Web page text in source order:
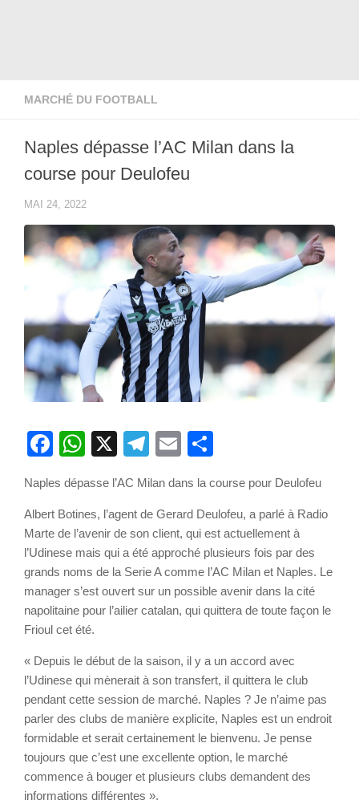
MARCHÉ DU FOOTBALL
Naples dépasse l’AC Milan dans la
course pour Deulofeu
MAI 24, 2022
Facebook
WhatsApp
X Telegram
Email
Naples dépasse l’AC Milan dans la course pour Deulofeu
Albert Botines, l’agent de Gerard Deulofeu, a parlé à Radio
Marte de l’avenir de son client, qui est actuellement à
l’Udinese mais qui a été approché plusieurs fois par des
grands noms de la Serie A comme l’AC Milan et Naples. Le
manager s’est ouvert sur un possible avenir dans la cité
napolitaine pour l’ailier catalan, qui quittera de toute façon le
Frioul cet été.
« Depuis le début de la saison, il y a un accord avec
l’Udinese qui mènerait à son transfert, il quittera le club
pendant cette session de marché. Naples ? Je n’aime pas
parler des clubs de manière explicite, Naples est un endroit
formidable et serait certainement le bienvenu. Je pense
toujours que c’est une excellente option, le marché
commence à bouger et plusieurs clubs demandent des
informations différentes ».